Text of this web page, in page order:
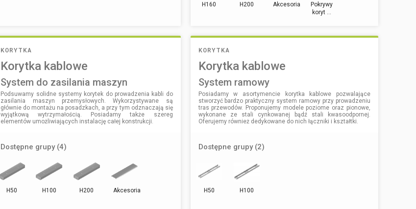
H160 H200 Akcesoria
Pokrywy
koryt ...
KORYTKA
Korytka kablowe
system do zasilania maszyn
Podsuwamy solidne systemy korytek do prowadzenia kabli do
zasilania maszyn przemysłowych. Wykorzystywane są
głównie do montażu na posadzkach, a przy tym odznaczają się
wyjątkową wytrzymałością. Posiadamy także szereg
elementów umożliwiających instalację całej konstrukcji.
Dostępne grupy (4)
H50 H100 H200 Akcesoria
KORYTKA
Korytka kablowe
system ramowy
Posiadamy w asortymencie korytka kablowe pozwalające
stworzyć bardzo praktyczny system ramowy przy prowadzeniu
tras przewodów. Proponujemy modele poziome oraz pionowe,
wykonane ze stali cynkowanej bądź stali kwasoodpornej.
Oferujemy również dedykowane do nich łączniki i kształtki.
Dostępne grupy (2)
H50 H100